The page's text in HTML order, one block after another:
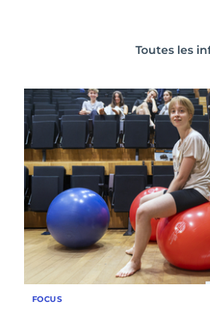
Toutes les
FOCUS